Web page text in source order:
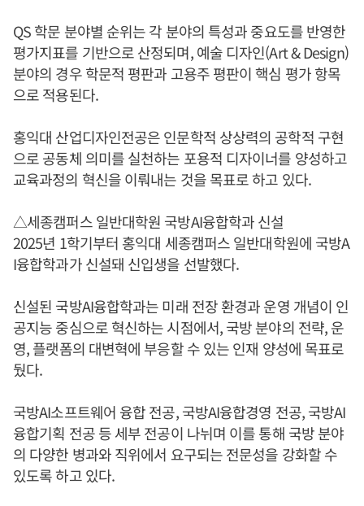
QS 학문 분야별 순위는 각 분야의 특성과 중요도를 반영한
평가지표를 기반으로 산정되며, 예술 디자인(Art & Design)
분야의 경우 학문적 평판과 고용주 평판이 핵심 평가 항목
으로 적용된다.
홍익대 산업디자인전공은 인문학적 상상력의 공학적 구현
으로 공동체 의미를 실천하는 포용적 디자이너를 양성하고
교육과정의 혁신을 이뤄내는 것을 목표로 하고 있다.
△세종캠퍼스 일반대학원 국방AI융합학과 신설
2025년 1학기부터 홍익대 세종캠퍼스 일반대학원에 국방A
I융합학과가 신설돼 신입생을 선발했다.
신설된 국방AI융합학과는 미래 전장 환경과 운영 개념이 인
공지능 중심으로 혁신하는 시점에서, 국방 분야의 전략, 운
영, 플랫폼의 대변혁에 부응할 수 있는 인재 양성에 목표로
뒀다.
국방AI소프트웨어 융합 전공, 국방AI융합경영 전공, 국방AI
융합기획 전공 등 세부 전공이 나뉘며 이를 통해 국방 분야
의 다양한 병과와 직위에서 요구되는 전문성을 강화할 수
있도록 하고 있다.